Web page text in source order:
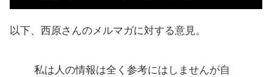
以下、西原さんのメルマガに対する意見。
私は人の情報は全く参考にはしませんが自